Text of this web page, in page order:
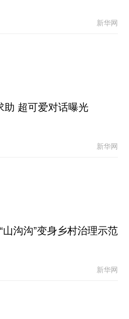
新华网
助 超可爱对话曝光
新华网
“山沟沟”变身乡村治理示范
新华网